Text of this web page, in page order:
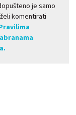
je samo
komentirati